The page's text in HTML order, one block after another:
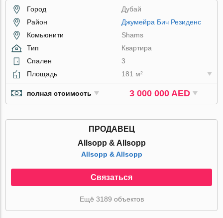
Город
Дубай
Район
Джумейра Бич Резиденс
Комьюнити
Shams
Тип
Квартира
Спален
3
Площадь
181 м²
полная стоимость 3 000 000 AED
ПРОДАВЕЦ
Allsopp & Allsopp
Allsopp & Allsopp
Связаться
Ещё 3189 объектов